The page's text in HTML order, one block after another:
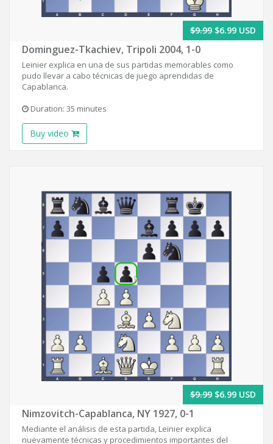
$9.99 $6.99 USD
Dominguez-Tkachiev, Tripoli 2004, 1-0
Leinier explica en una de sus partidas memorables como
pudo llevar a cabo técnicas de juego aprendidas de
Capablanca.
Duration: 35 minutes
Buy video
$9.99 $6.99 USD
Nimzovitch-Capablanca, NY 1927, 0-1
Mediante el análisis de esta partida, Leinier explica
nuevamente técnicas y procedimientos importantes del